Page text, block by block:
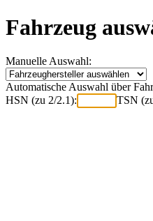
Fahrzeug
Manuelle Auswahl:
Automatische Auswahl über
HSN (zu 2/2.1):
TSN